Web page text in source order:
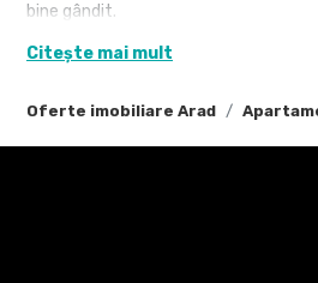
Oferte imobiliare Arad
bine gândit.
două holuri, o baie, o bucătărie, două
Citește mai mult